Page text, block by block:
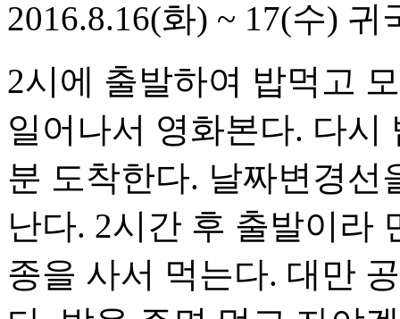
2016.8.16(화) ~ 17(수) 귀
2시에 출발하여 밥먹고
일어나서 영화본다. 다시
분 도착한다. 날짜변경선
난다. 2시간 후 출발이라
종을 사서 먹는다. 대만